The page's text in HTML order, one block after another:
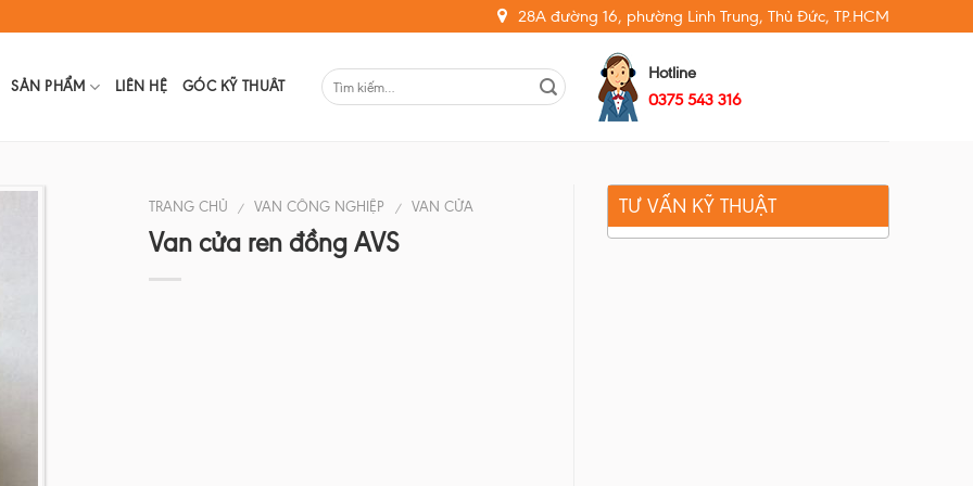
28A đường 16, phường Linh Trung, Thủ Đức, TP.HCM
SẢN PHẨM LIÊN HỆ GÓC KỸ THUÂT
Hotline
0375 543 316
TRANG CHỦ / VAN CÔNG NGHIỆP / VAN CỬA
Van cửa ren đồng AVS
TƯ VẤN KỸ THUẬT